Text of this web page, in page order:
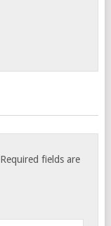
Required fields are